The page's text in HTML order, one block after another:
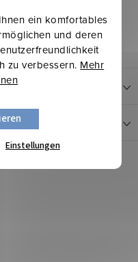
ein komfortables
und deren
zu verbessern. Mehr
Einstellungen